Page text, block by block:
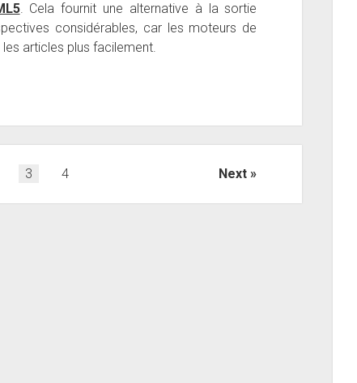
. Cela fournit une alternative à la sortie
considérables, car les moteurs de
articles plus facilement.
3 4 Next